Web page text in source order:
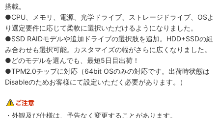
搭載。
●CPU、メモリ、電源、光学ドライブ、ストレージドライブ、OSよ
り選定要件に応じて柔軟に選択いただけるようになりました。
●SSD RAIDモデルや追加ドライブの選択肢を追加。HDD+SSDの組
み合わせも選択可能。カスタマイズの幅がさらに広くなりました。
●どのモデルを選んでも、最短5日目出荷！
●TPM2.0チップに対応（64bit OSのみの対応です。出荷時状態は
Disableのためお客様にて設定いただく必要があります。）
・外観及び仕様は、予告なく変更することがあります。